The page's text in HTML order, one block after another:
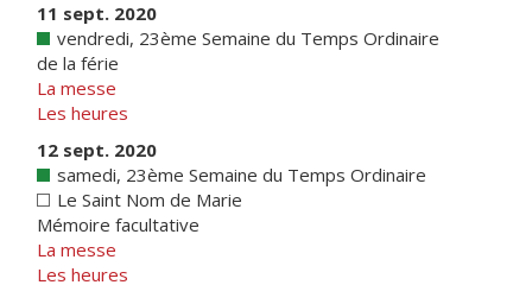
11 sept. 2020
vendredi, 23ème Semaine du Temps Ordinaire
de la férie
La messe
Les heures
12 sept. 2020
samedi, 23ème Semaine du Temps Ordinaire
Le Saint Nom de Marie
Mémoire facultative
La messe
Les heures